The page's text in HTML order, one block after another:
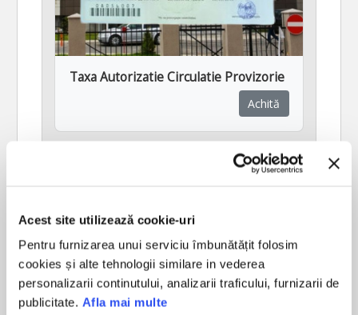
Acest site utilizează cookie-uri
Pentru furnizarea unui serviciu îmbunătățit folosim
cookies și alte tehnologii similare in vederea
personalizarii continutului, analizarii traficului, furnizarii de
publicitate. Afla mai multe
Taxa Autorizatie Circulatie Provizorie
Achită